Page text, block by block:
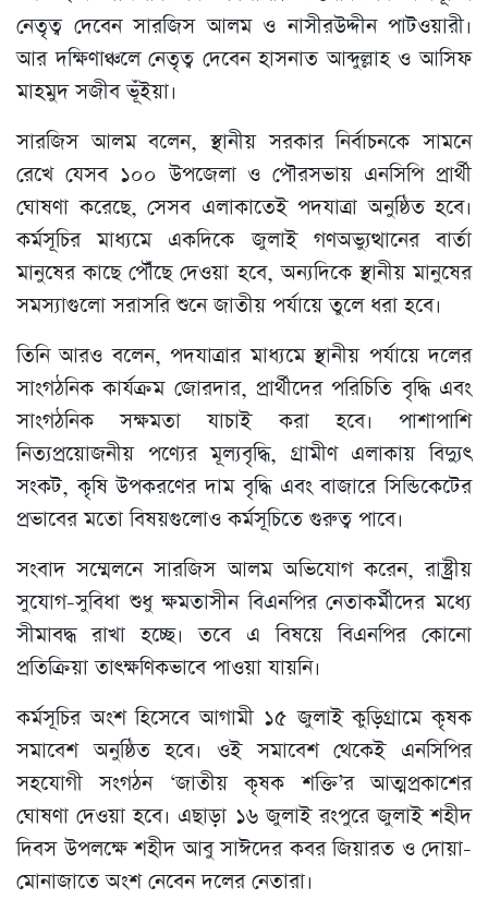
নেতৃত্ব দেবেন সারজিস আলম ও নাসীরউদ্দীন পাটওয়ারী।
আর দক্ষিণাঞ্চলে নেতৃত্ব দেবেন হাসনাত আব্দুল্লাহ ও আসিফ
মাহমুদ সজীব ভূঁইয়া।
সারজিস আলম বলেন, স্থানীয় সরকার নির্বাচনকে সামনে
রেখে যেসব ১০০ উপজেলা ও পৌরসভায় এনসিপি প্রার্থী
ঘোষণা করেছে, সেসব এলাকাতেই পদযাত্রা অনুষ্ঠিত হবে।
কর্মসূচির মাধ্যমে একদিকে জুলাই গণঅভ্যুত্থানের বার্তা
মানুষের কাছে পৌঁছে দেওয়া হবে, অন্যদিকে স্থানীয় মানুষের
সমস্যাগুলো সরাসরি শুনে জাতীয় পর্যায়ে তুলে ধরা হবে।
তিনি আরও বলেন, পদযাত্রার মাধ্যমে স্থানীয় পর্যায়ে দলের
সাংগঠনিক কার্যক্রম জোরদার, প্রার্থীদের পরিচিতি বৃদ্ধি এবং
সাংগঠনিক সক্ষমতা যাচাই করা হবে। পাশাপাশি
নিত্যপ্রয়োজনীয় পণ্যের মূল্যবৃদ্ধি, গ্রামীণ এলাকায় বিদ্যুৎ
সংকট, কৃষি উপকরণের দাম বৃদ্ধি এবং বাজারে সিন্ডিকেটের
প্রভাবের মতো বিষয়গুলোও কর্মসূচিতে গুরুত্ব পাবে।
সংবাদ সম্মেলনে সারজিস আলম অভিযোগ করেন, রাষ্ট্রীয়
সুযোগ-সুবিধা শুধু ক্ষমতাসীন বিএনপির নেতাকর্মীদের মধ্যে
সীমাবদ্ধ রাখা হচ্ছে। তবে এ বিষয়ে বিএনপির কোনো
প্রতিক্রিয়া তাৎক্ষণিকভাবে পাওয়া যায়নি।
কর্মসূচির অংশ হিসেবে আগামী ১৫ জুলাই কুড়িগ্রামে কৃষক
সমাবেশ অনুষ্ঠিত হবে। ওই সমাবেশ থেকেই এনসিপির
সহযোগী সংগঠন ‘জাতীয় কৃষক শক্তি’র আত্মপ্রকাশের
ঘোষণা দেওয়া হবে। এছাড়া ১৬ জুলাই রংপুরে জুলাই শহীদ
দিবস উপলক্ষে শহীদ আবু সাঈদের কবর জিয়ারত ও দোয়া-
মোনাজাতে অংশ নেবেন দলের নেতারা।